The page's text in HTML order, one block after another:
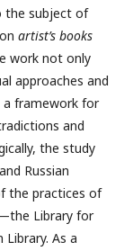
the subject of
artist’s books
work not only
approaches and
framework for
and
the study
Russian
the practices of
Library for
As a